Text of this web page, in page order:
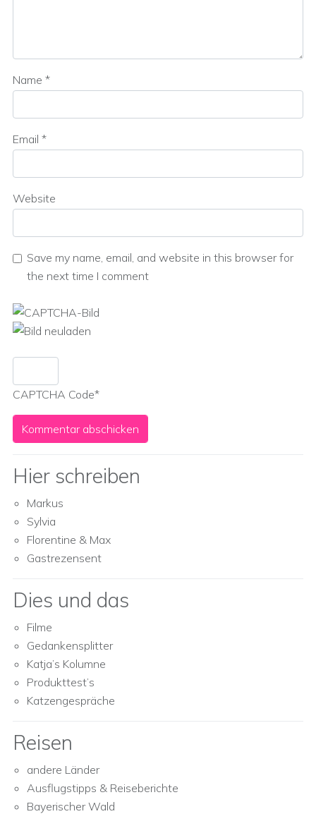
Name *
Email *
Website
Save my name, email, and website in this browser for
the next time I comment
CAPTCHA Code*
Hier schreiben
Markus
Sylvia
Florentine & Max
Gastrezensent
Dies und das
Filme
Gedankensplitter
Katja’s Kolumne
Produkttest’s
Katzengespräche
Reisen
andere Länder
Ausflugstipps & Reiseberichte
Bayerischer Wald